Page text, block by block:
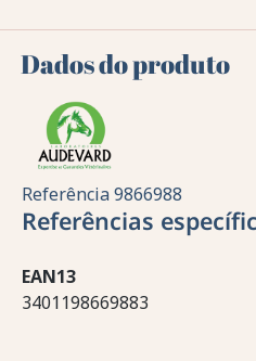
Dados do produto
Referência9866988
Referências
EAN13
3401198669883